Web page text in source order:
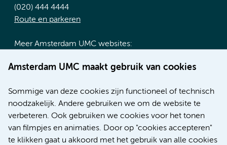
Amsterdam UMC maakt gebruik van cookies
Sommige van deze cookies zijn functioneel of technisch
noodzakelijk. Andere gebruiken we om de website te
verbeteren. Ook gebruiken we cookies voor het tonen
van filmpjes en animaties. Door op "cookies accepteren"
te klikken gaat u akkoord met het gebruik van alle cookies
(020) 444 4444
Route en parkeren
Meer Amsterdam UMC websites:
Werken bij Amsterdam UMC
Nieuws
Research
Educatie locatie AMC
Educatie locatie VUmc